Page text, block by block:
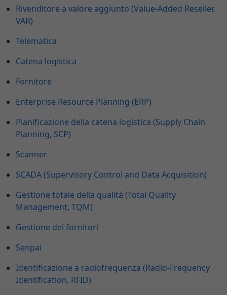
Rivenditore a valore aggiunto (Value-Added Reseller,
VAR)
Telematica
Catena logistica
Fornitore
Enterprise Resource Planning (ERP)
Pianificazione della catena logistica (Supply Chain
Planning, SCP)
Scanner
SCADA (Supervisory Control and Data Acquisition)
Gestione totale della qualità (Total Quality
Management, TQM)
Gestione dei fornitori
Senpai
Identificazione a radiofrequenza (Radio-Frequency
Identification, RFID)